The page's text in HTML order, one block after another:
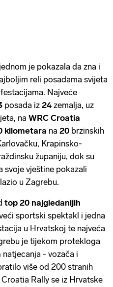
je pokazala da zna i
reli posadama svijeta
Najveće
posada iz 24 zemalja, uz
na WRC Croatia
kilometara na 20 brzinskih
Krapinsko-
županiju, dok su
svoje vještine pokazali
u Zagrebu.
top 20 najgledanijih
sportski spektakl i jedna
u Hrvatskoj te najveća
je tijekom protekloga
natjecanja - vozača i
više od 200 stranih
Rally se iz Hrvatske